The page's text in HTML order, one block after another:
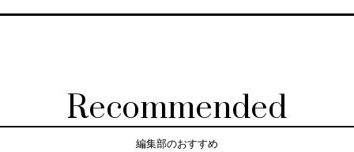
Recommended
編集部のおすすめ